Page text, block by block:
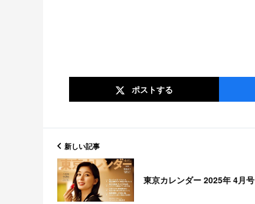
ポストする
新しい記事
東京カレンダー 2025年 4月号